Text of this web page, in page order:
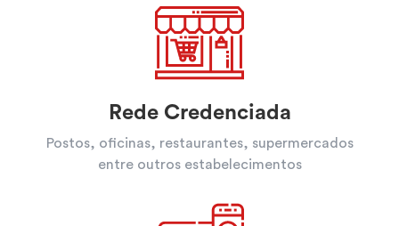
Rede Credenciada
Postos, oficinas, restaurantes, supermercados
entre outros estabelecimentos